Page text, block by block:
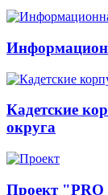
Кадетские
округа
Проект "PRO